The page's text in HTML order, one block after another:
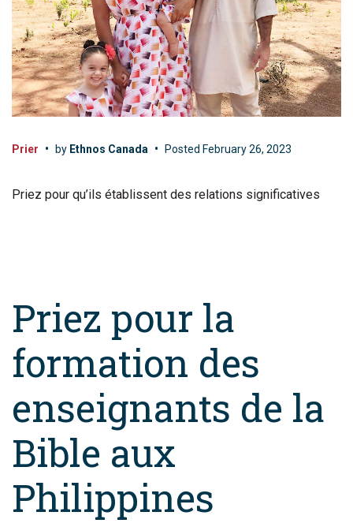
Prier • by Ethnos Canada • Posted February 26, 2023
Priez pour qu’ils établissent des relations significatives
Priez pour la
formation des
enseignants de la
Bible aux
Philippines